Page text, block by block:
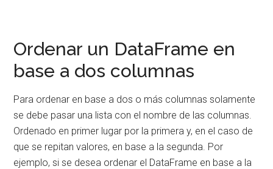
Ordenar un DataFrame en
base a dos columnas
Para ordenar en base a dos o más columnas solamente
se debe pasar una lista con el nombre de las columnas.
Ordenado en primer lugar por la primera y, en el caso de
que se repitan valores, en base a la segunda. Por
ejemplo, si se desea ordenar el DataFrame en base a la